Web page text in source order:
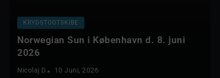
KRYDSTOGTSKIBE
Norwegian Sun i København d. 8. juni
2026
Nicolaj D. 10 Juni, 2026